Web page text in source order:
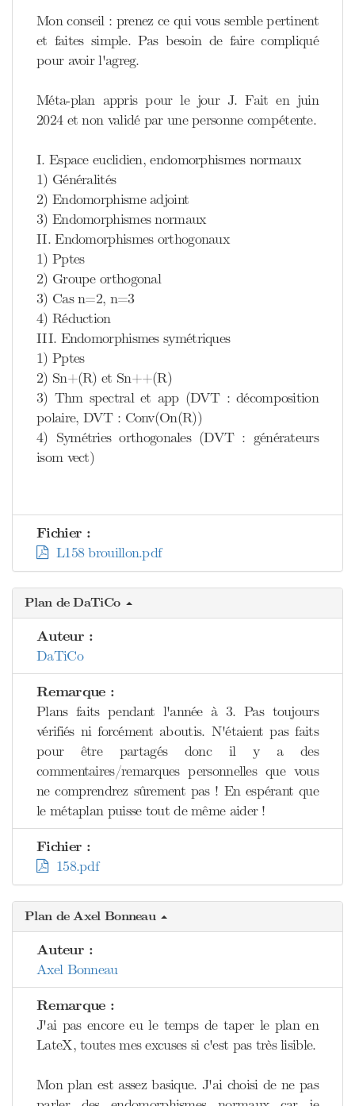
Mon conseil : prenez ce qui vous semble pertinent
et faites simple. Pas besoin de faire compliqué
pour avoir l'agreg.
Méta-plan appris pour le jour J. Fait en juin
2024 et non validé par une personne compétente.
I. Espace euclidien, endomorphismes normaux
1) Généralités
2) Endomorphisme adjoint
3) Endomorphismes normaux
II. Endomorphismes orthogonaux
1) Pptes
2) Groupe orthogonal
3) Cas n=2, n=3
4) Réduction
III. Endomorphismes symétriques
1) Pptes
2) Sn+(R) et Sn++(R)
3) Thm spectral et app (DVT : décomposition
polaire, DVT : Conv(On(R))
4) Symétries orthogonales (DVT : générateurs
isom vect)
Fichier :
L158 brouillon.pdf
Plan de DaTiCo
Auteur :
DaTiCo
Remarque :
Plans faits pendant l'année à 3. Pas toujours
vérifiés ni forcément aboutis. N'étaient pas faits
pour être partagés donc il y a des
commentaires/remarques personnelles que vous
ne comprendrez sûrement pas ! En espérant que
le métaplan puisse tout de même aider !
Fichier :
158.pdf
Plan de Axel Bonneau
Auteur :
Axel Bonneau
Remarque :
J'ai pas encore eu le temps de taper le plan en
LateX, toutes mes excuses si c'est pas très lisible.
Mon plan est assez basique. J'ai choisi de ne pas